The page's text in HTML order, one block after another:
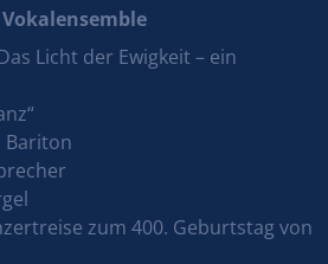
Licht der Ewigkeit – ein
Bariton
zum 400. Geburtstag von